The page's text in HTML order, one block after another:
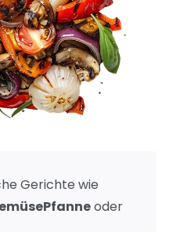
Gerichte wie
oder